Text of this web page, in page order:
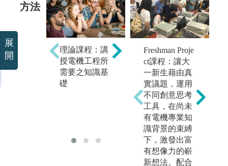
方法
理論課程：講
授電機工程所
需要之知識基
礎
實驗操作：透
過電工實驗的
操作與討論，
驗證課堂所教
授的理論
Freshman Proje
ct課程：讓大
一新生藉由真
實議題，運用
不同創意思考
工具，在尚未
有電機專業知
識背景的束縛
下，激發出富
有想像力的嶄
新想法。配合
展
開